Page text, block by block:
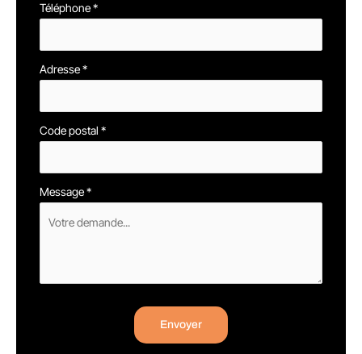
Téléphone*
Adresse*
Code postal *
Message*
Envoyer